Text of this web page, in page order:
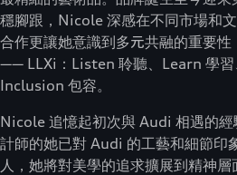
穩腳跟，Nicole 深感在不同市場和
合作更讓她意識到多元共融的重要
—— LLXi：Listen 聆聽、Learn 學習
Inclusion 包容。
Nicole 追憶起初次與 Audi 相遇的經
計師的她已對 Audi 的工藝和細節印
人，她將對美學的追求擴展到精神